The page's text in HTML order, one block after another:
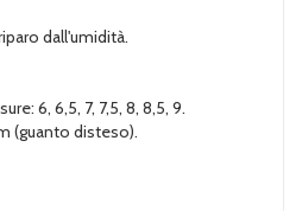
dall'umidità.
6, 6,5, 7, 7,5, 8, 8,5, 9.
(guanto disteso).